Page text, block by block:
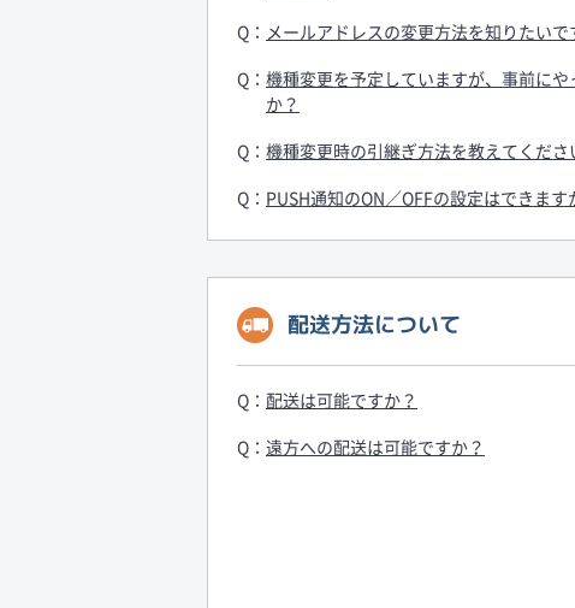
メールアドレスの変更方法を知りたいで
機種変更を予定していますが、事前に
か？
機種変更時の引継ぎ方法を教えてくださ
PUSH通知のON／OFFの設定はできます
配送方法について
配送は可能ですか？
遠方への配送は可能ですか？